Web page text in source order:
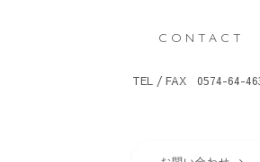
CONTACT
TEL / FAX 0574-64-